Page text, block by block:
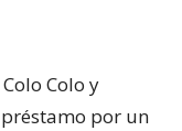
Colo y
por un